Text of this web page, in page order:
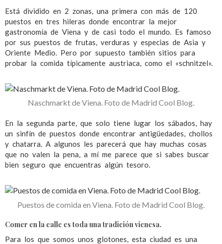
Está dividido en 2 zonas, una primera con más de 120
puestos en tres hileras donde encontrar la mejor
gastronomía de Viena y de casi todo el mundo. Es famoso
por sus puestos de frutas, verduras y especias de Asia y
Oriente Medio. Pero por supuesto también sitios para
probar la comida típicamente austriaca, como el «schnitzel».
Naschmarkt de Viena. Foto de Madrid Cool Blog.
En la segunda parte, que solo tiene lugar los sábados, hay
un sinfín de puestos donde encontrar antigüedades, chollos
y chatarra. A algunos les parecerá que hay muchas cosas
que no valen la pena, a mí me parece que si sabes buscar
bien seguro que encuentras algún tesoro.
Puestos de comida en Viena. Foto de Madrid Cool Blog.
Comer en la calle es toda una tradición vienesa.
Para los que somos unos glotones, esta ciudad es una